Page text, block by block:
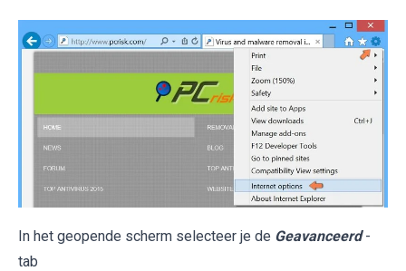
In het geopende scherm selecteer je de Geavanceerd -
tab